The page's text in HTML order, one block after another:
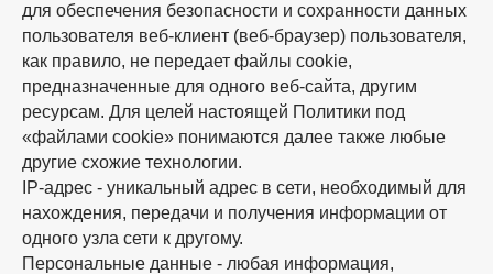
для обеспечения безопасности и сохранности данных
пользователя веб-клиент (веб-браузер) пользователя,
как правило, не передает файлы cookie,
предназначенные для одного веб-сайта, другим
ресурсам. Для целей настоящей Политики под
«файлами cookie» понимаются далее также любые
другие схожие технологии.
IP-адрес - уникальный адрес в сети, необходимый для
нахождения, передачи и получения информации от
одного узла сети к другому.
Персональные данные - любая информация,